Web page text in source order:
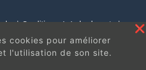
| Conditions générales de vente |
|
BE50 0012 6285 4518
cookies pour améliorer
l'utilisation de son site.